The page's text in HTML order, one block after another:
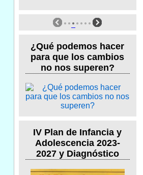
¿Qué podemos hacer
para que los cambios
no nos superen?
IV Plan de Infancia y
Adolescencia 2023-
2027 y Diagnóstico